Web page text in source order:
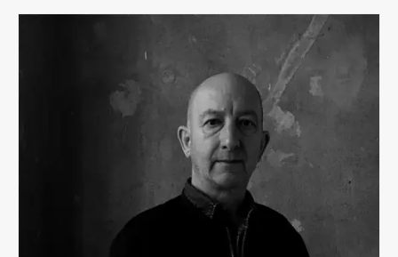
ein Wandregal ist für die Ewigkeit.
mehr von Atelier Haussmann